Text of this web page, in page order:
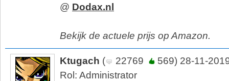
@ Dodax.nl
Bekijk de actuele prijs op Amazon.
Ktugach ( 22769
569) 28-11-
Rol: Administrator